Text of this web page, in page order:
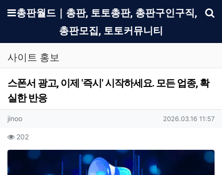
메뉴
총판월드｜총판, 토토총판, 총판구인구직,
총판모집, 토토커뮤니티
사이트 홍보
스폰서 광고, 이제 '즉시' 시작하세요. 모든 업종, 확
실한 반응
작성자 정보
jinoo작성 작성일
2026.03.16 11:57
컨텐츠 정보
202조회
본문